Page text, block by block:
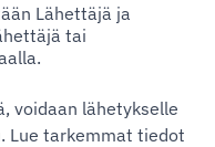
Lähettäjä ja
tai
voidaan lähetykselle
Lue tarkemmat tiedot